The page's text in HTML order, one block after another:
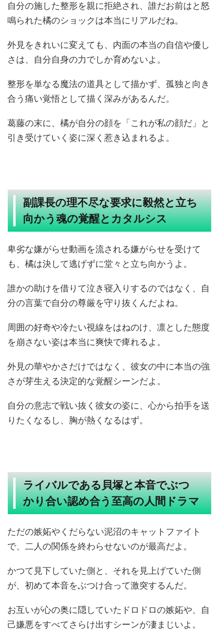
自分の施した整形を親に拒絶され、誰だお前はと怒
鳴られた橘のショックは本当にリアルだね。
外見をきれいに変えても、内面の本当の自信や優し
さは、自分自身の力でしか育めないよ。
整形を単なる魔法の道具として描かず、孤独と向き
合う痛い覚悟として描く深みがあるんだ。
葛藤の末に、橘が自分の顔を「これが私の顔だ」と
引き受けていく姿に深く惹き込まれるよ。
副課長の理不尽な要求に毅然と立ち
向かう魂の覚醒とカタルシス
卑劣な嫌がらせ動画を流される嫌がらせを受けて
も、橘は決して逃げずに堂々と立ち向かうよ。
誰かの助けを借りて泣き寝入りするのではなく、自
分の言葉で自分の尊厳を守り抜くんだよね。
周囲の好奇や冷たい視線をはねのけ、凛とした態度
を崩さない姿は本当に爽快で痺れるよ。
外見の華やかさだけではなく、彼女の中に本当の強
さが芽生える決定的な覚醒シーンだよ。
自分の意志で戦い抜く彼女の姿に、心から拍手を送
りたくなるし、胸が熱くなるはず。
ライバルである貝塚と本音でぶつ
かり合い認め合う至高の人間ドラマ
ただの嫉妬やくだらない泥沼のキャットファイト
で、二人の関係を終わらせないのが最高だよ。
かつて見下していた側と、それを見上げていた側
が、初めて本音をぶつけ合って激突するんだ。
お互いが心の奥に隠していたドロドロの嫉妬や、自
己嫌悪をすべてさらけ出すシーンが凄まじいよ。